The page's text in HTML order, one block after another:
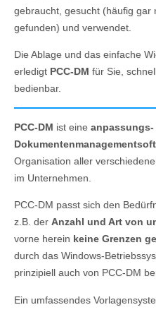
gebraucht, gesucht (häufig gar
gefunden) und verwendet.
Die Ablage und das einfache
erledigt PCC-DM für Sie,
bedienbar.
PCC-DM ist eine
Organisation aller
im Unternehmen.
PCC-DM passt sich den
z.B. der Anzahl und Art von
vorne herein keine Grenzen
durch das Windows-
prinzipiell auch von PCC-DM
Ein umfassendes